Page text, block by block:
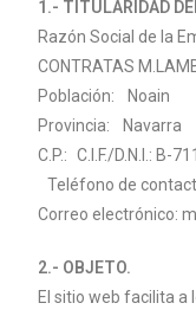
1.- TITULARIDAD
Razón Social de la
CONTRATAS M.
Población: Noain
Provincia: Navarra
C.P.: C.I.F./D.N.I.: B-
Teléfono de
Correo electrónico:
2.- OBJETO.
El sitio web facilita a